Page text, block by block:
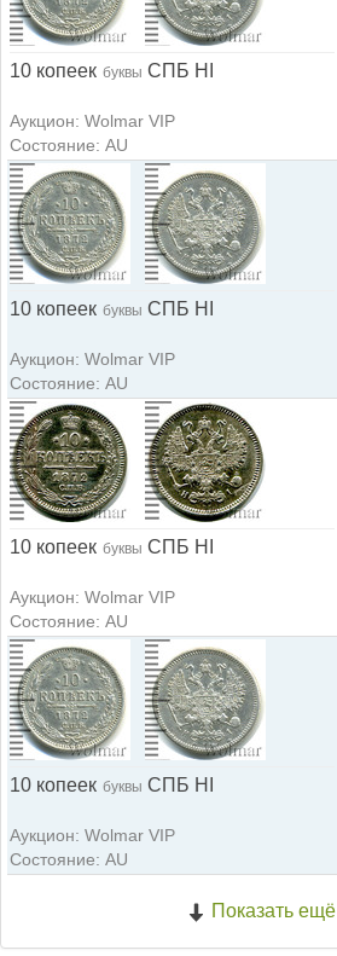
10 копеек буквы СПБ НI
Аукцион: Wolmar VIP
Состояние: AU
10 копеек буквы СПБ НI
Аукцион: Wolmar VIP
Состояние: AU
10 копеек буквы СПБ НI
Аукцион: Wolmar VIP
Состояние: AU
10 копеек буквы СПБ НI
Аукцион: Wolmar VIP
Состояние: AU
Показать ещё